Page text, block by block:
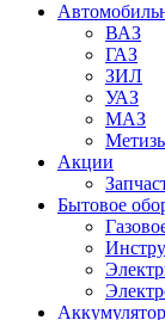
ВАЗ
ГАЗ
ЗИЛ
УАЗ
МАЗ
Акции
Бытовое